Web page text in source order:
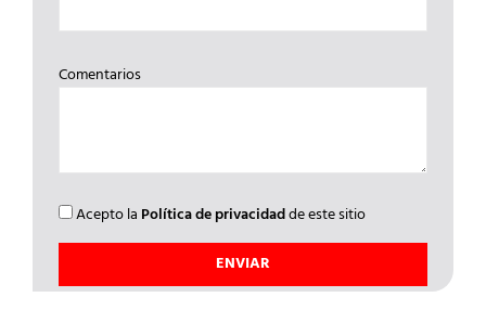
Comentarios
Acepto la Política de privacidadde este sitio